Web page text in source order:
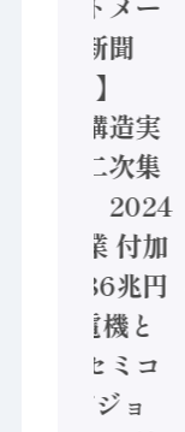
ション新聞
No.455】
「経済構造実
態調査二次集
計結果」2024
年製造業 付加
価値額86兆円
/ 三菱電機と
ソニーセミコ
ン AIビジョ